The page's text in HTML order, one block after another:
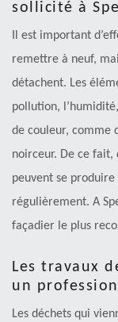
sollicité à
Il est important
remettre à neuf,
détachent. Les
pollution,
de couleur, comme
noirceur. De ce fait,
peuvent se
régulièrement. A
façadier le plus
Les travaux
un
Les déchets qui